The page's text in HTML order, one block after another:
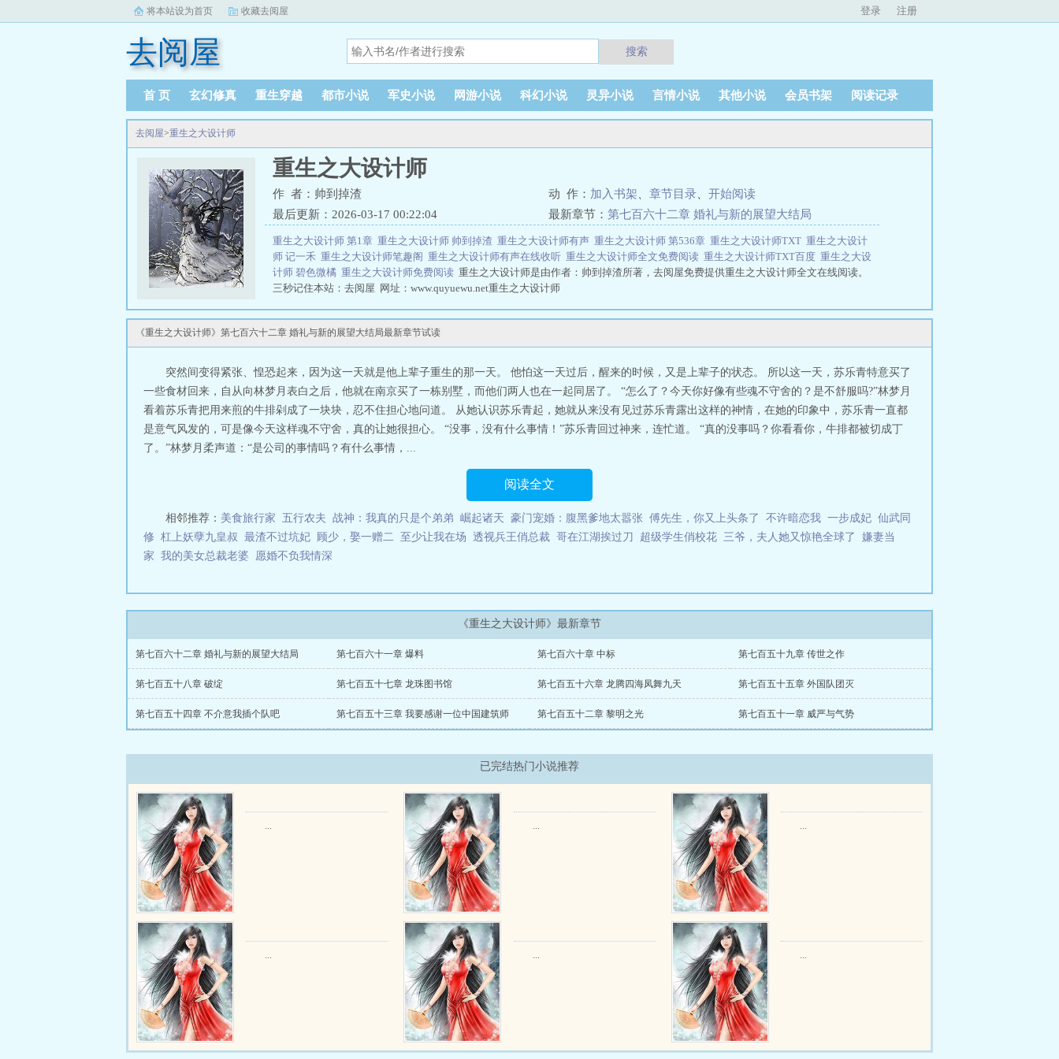
将本站设为首页 收藏去阅屋 登录 注册
去阅屋 搜索
首 页 玄幻修真 重生穿越 都市小说 军史小说 网游小说 科幻小说 灵异小说 言情小说 其他小说 会员书架 阅读记录
去阅屋>重生之大设计师
重生之大设计师
作 者：帅到掉渣 动 作： 加入书架 章节目录
开始阅读
最后更新：2026-03-17 00:22:04
最新章节： 第七百六十二章 婚礼与新的展望大结局
重生之大设计师 第1章 重生之大设计师 帅到掉渣 重生之大设计师有声 重生之大设计师 第536章 重生之大设计师TXT 重生之大设计
师 记一禾 重生之大设计师笔趣阁 重生之大设计师有声在线收听 重生之大设计师全文免费阅读 重生之大设计师TXT百度 重生之大设
计师 碧色微橘 重生之大设计师免费阅读 重生之大设计师是由作者：帅到掉渣所著，去阅屋免费提供重生之大设计师全文在线阅读。
三秒记住本站：去阅屋 网址：www.quyuewu.net重生之大设计师
《重生之大设计师》第七百六十二章 婚礼与新的展望大结局最新章节试读
突然间变得紧张、惶恐起来，因为这一天就是他上辈子重生的那一天。 他怕这一天过后，醒来的时候，又是上辈子的状态。 所以这一天，苏乐青特意买了
一些食材回来，自从向林梦月表白之后，他就在南京买了一栋别墅，而他们两人也在一起同居了。 “怎么了？今天你好像有些魂不守舍的？是不舒服吗?”林梦月
看着苏乐青把用来煎的牛排剁成了一块块，忍不住担心地问道。 从她认识苏乐青起，她就从来没有见过苏乐青露出这样的神情，在她的印象中，苏乐青一直都
是意气风发的，可是像今天这样魂不守舍，真的让她很担心。 “没事，没有什么事情！”苏乐青回过神来，连忙道。 “真的没事吗？你看看你，牛排都被切成丁
了。”林梦月柔声道：“是公司的事情吗？有什么事情，...
阅读全文
相邻推荐： 美食旅行家 五行农夫 战神：我真的只是个弟弟 崛起诸天 豪门宠婚：腹黑爹地太嚣张 傅先生，你又上头条了 不许暗恋我 一步成妃 仙武同
修 杠上妖孽九皇叔 最渣不过坑妃 顾少，娶一赠二 至少让我在场 透视兵王俏总裁 哥在江湖挨过刀 超级学生俏校花 三爷，夫人她又惊艳全球了
嫌妻当
家 我的美女总裁老婆 愿婚不负我情深
《重生之大设计师》最新章节
第七百六十二章 婚礼与新的展望大结局 第七百六十一章 爆料 第七百六十章 中标 第七百五十九章 传世之作
第七百五十八章 破绽 第七百五十七章 龙珠图书馆 第七百五十六章 龙腾四海凤舞九天 第七百五十五章 外国队团灭
第七百五十四章 不介意我插个队吧 第七百五十三章 我要感谢一位中国建筑师 第七百五十二章 黎明之光 第七百五十一章 威严与气势
已完结热门小说推荐
... ... ...
... ... ...